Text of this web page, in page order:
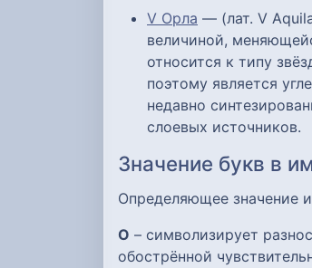
V Орла — (лат. V
величиной,
относится к типу
поэтому является
недавно
слоевых источников.
Значение букв в
Определяющее значение
О – символизирует
обострённой